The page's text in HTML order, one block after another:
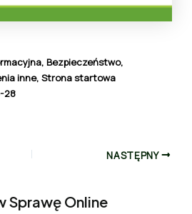
Bezpieczeństwo,
inne, Strona startowa
28
NASTĘPNY
Sprawę Online